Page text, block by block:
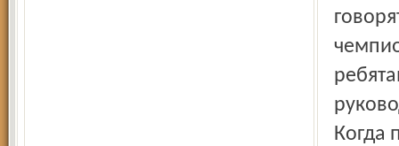
Когда